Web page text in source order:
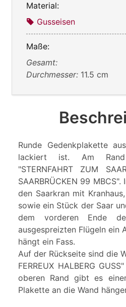
Material:
Gusseisen
Maße:
Gesamt:
Durchmesser: 11.5 cm
Runde Gedenkplakette
lackiert ist. Am
"STERNFAHRT ZUM
SAARBRÜCKEN 99
den Saarkran mit
sowie ein Stück der Saar
dem vorderen Ende
ausgespreizten Flügeln ein
hängt ein Fass.
Auf der Rückseite sind die
FERREUX HALBERG
oberen Rand gibt es
Plakette an die Wand